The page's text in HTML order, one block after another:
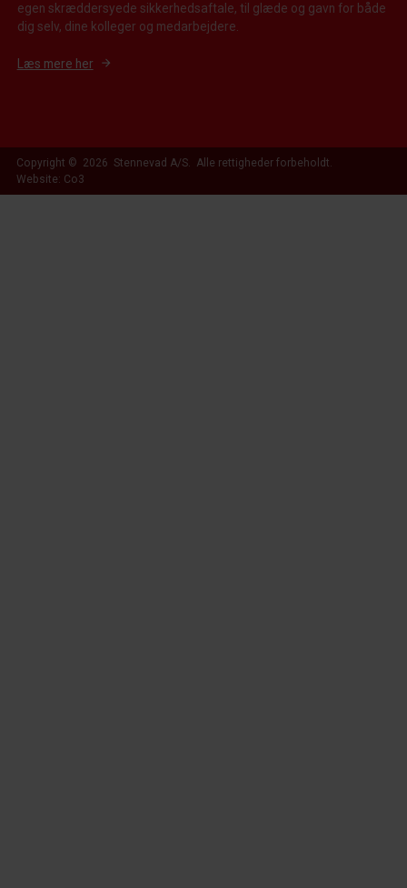
egen skræddersyede sikkerhedsaftale, til glæde og gavn for både
dig selv, dine kolleger og medarbejdere.
Læs mere her
Copyright © 2026 Stennevad A/S. Alle rettigheder forbeholdt.
Website: Co3